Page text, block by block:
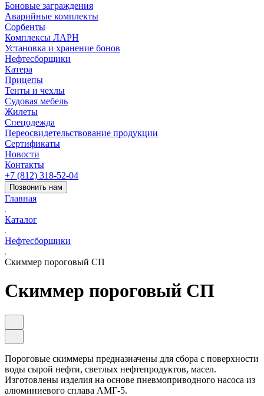
Боновые заграждения
Аварийные комплекты
Сорбенты
Комплексы ЛАРН
Установка и хранение бонов
Нефтесборщики
Катера
Прицепы
Тенты и чехлы
Судовая мебель
Жилеты
Спецодежда
Переосвидетельствование продукции
Сертификаты
Новости
Контакты
+7 (812) 318-52-04
Позвонить нам
Главная
Каталог
Нефтесборщики
Скиммер пороговый СП
Скиммер пороговый СП
Пороговые скиммеры предназначены для сбора с поверхности
воды сырой нефти, светлых нефтепродуктов, масел.
Изготовлены изделия на основе пневмоприводного насоса из
алюминиевого сплава АМГ-5.